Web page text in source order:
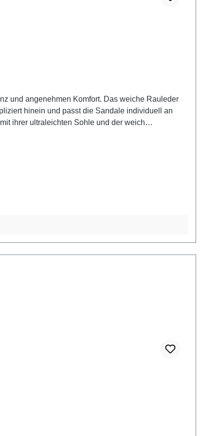
und angenehmen Komfort. Das weiche Rauleder
hinein und passt die Sandale individuell an
ihrer ultraleichten Sohle und der weich